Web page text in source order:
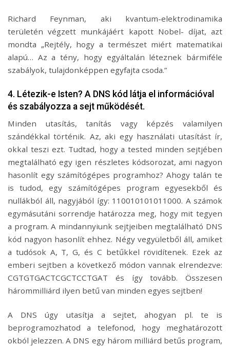
Richard Feynman, aki kvantum-elektrodinamika
területén végzett munkájáért kapott Nobel- díjat, azt
mondta „Rejtély, hogy a természet miért matematikai
alapú… Az a tény, hogy egyáltalán léteznek bármiféle
szabályok, tulajdonképpen egyfajta csoda.”
4. Létezik-e Isten? A DNS kód látja el információval
és szabályozza a sejt működését.
Minden utasítás, tanítás vagy képzés valamilyen
szándékkal történik. Az, aki egy használati utasítást ír,
okkal teszi ezt. Tudtad, hogy a tested minden sejtjében
megtalálható egy igen részletes kódsorozat, ami nagyon
hasonlít egy számítógépes programhoz? Ahogy talán te
is tudod, egy számítógépes program egyesekből és
nullákból áll, nagyjából így: 110010101011000. A számok
egymásutáni sorrendje határozza meg, hogy mit tegyen
a program. A mindannyiunk sejtjeiben megtalálható DNS
kód nagyon hasonlít ehhez. Négy vegyületből áll, amiket
a tudósok A, T, G, és C betűkkel rövidítenek. Ezek az
emberi sejtben a következő módon vannak elrendezve:
CGTGTGACTCGCTCCTGAT és így tovább. Összesen
hárommilliárd ilyen betű van minden egyes sejtben!
A DNS úgy utasítja a sejtet, ahogyan pl. te is
beprogramozhatod a telefonod, hogy meghatározott
okból jelezzen. A DNS egy három milliárd betűs program,